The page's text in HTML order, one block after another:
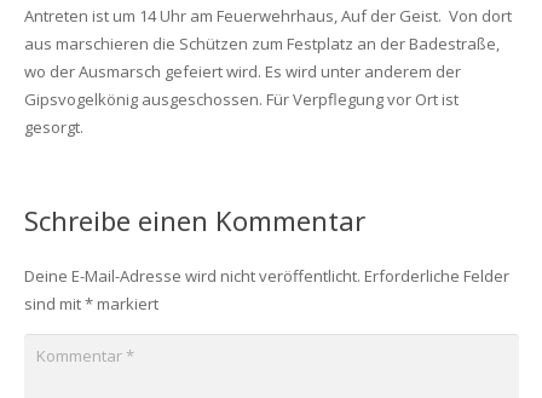
Antreten ist um 14 Uhr am Feuerwehrhaus, Auf der Geist. Von dort
aus marschieren die Schützen zum Festplatz an der Badestraße,
wo der Ausmarsch gefeiert wird. Es wird unter anderem der
Gipsvogelkönig ausgeschossen. Für Verpflegung vor Ort ist
gesorgt.
Schreibe einen Kommentar
Deine E-Mail-Adresse wird nicht veröffentlicht. Erforderliche Felder
sind mit*markiert